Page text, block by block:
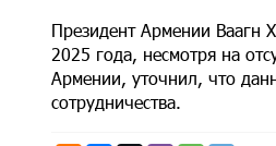
Президент Армении Ваагн
2025 года, несмотря на
Армении, уточнил, что
сотрудничества.